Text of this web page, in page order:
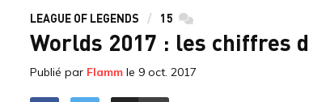
LEAGUE OF LEGENDS 15 commentaires
Worlds 2017 : les chiffres
Publié par Flamm le 9 oct. 2017